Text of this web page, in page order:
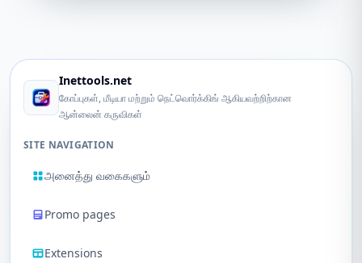
Inettools.net
கோப்புகள், மீடியா மற்றும் நெட்வொர்க்கிங் ஆகியவற்றிற்கான
ஆன்லைன் கருவிகள்
SITE NAVIGATION
அனைத்து வகைகளும்
Promo pages
Extensions